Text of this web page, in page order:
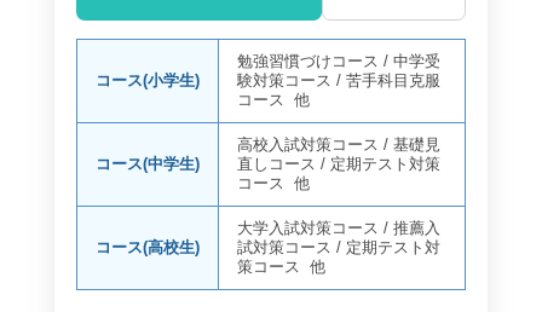
コース(小学生)
勉強習慣づけコース /中学受
験対策コース /苦手科目克服
コース 他
コース(中学生)
高校入試対策コース /基礎見
直しコース /定期テスト対策
コース 他
コース(高校生)
大学入試対策コース /推薦入
試対策コース /定期テスト対
策コース 他